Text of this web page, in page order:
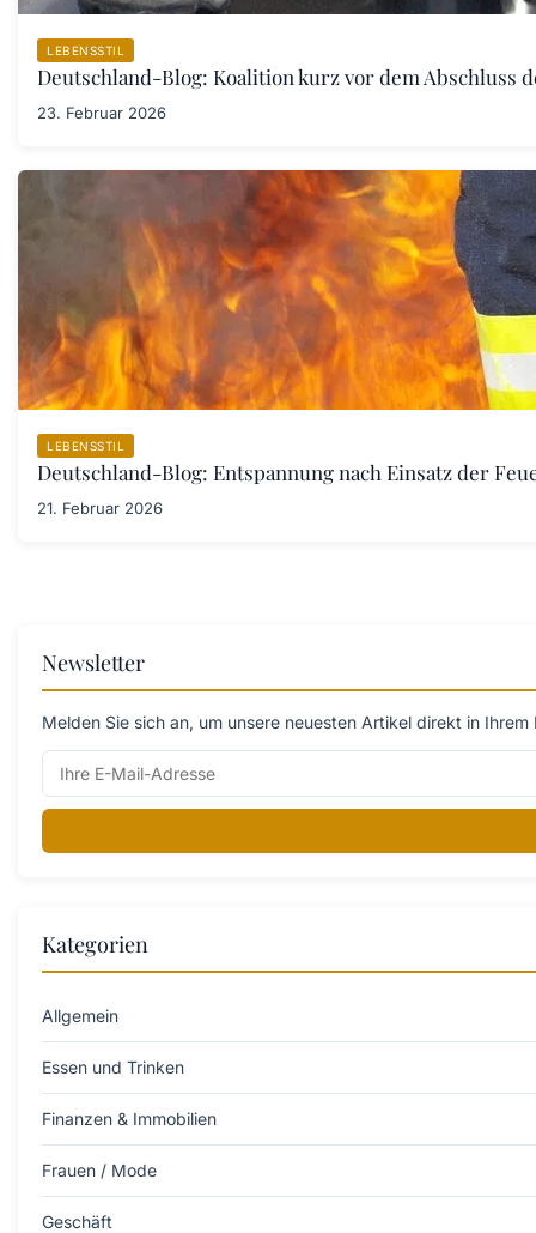
LEBENSSTIL
Deutschland-Blog: Koalition kurz vor dem Abschluss
23. Februar 2026
LEBENSSTIL
Deutschland-Blog: Entspannung nach Einsatz der
21. Februar 2026
Newsletter
Melden Sie sich an, um unsere neuesten Artikel direkt in
Kategorien
Allgemein
Essen und Trinken
Finanzen & Immobilien
Frauen / Mode
Geschäft